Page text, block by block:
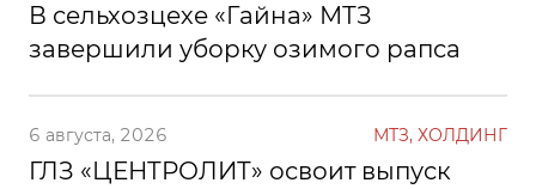
В сельхозцехе «Гайна» МТЗ
завершили уборку озимого рапса
6 августа, 2026 МТЗ, ХОЛДИНГ
ГЛЗ «ЦЕНТРОЛИТ» освоит выпуск